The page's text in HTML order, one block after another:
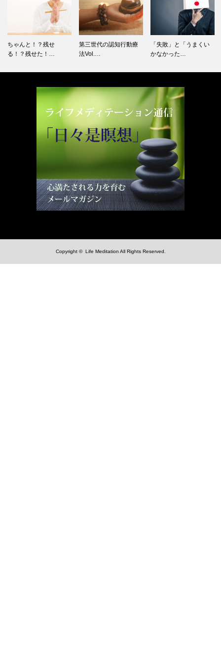
ちゃんと！？残せ
る！？残せた！…
第三世代の認知行動療
法Vol.…
「失敗」と「うまくい
かなかった…
Copyright © Life Meditation All Rights Reserved.